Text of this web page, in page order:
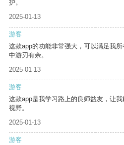
护。
2025-01-13
游客
这款app的功能非常强大，可以满足我
中游刃有余。
2025-01-13
游客
这款app是我学习路上的良师益友，让
视野。
2025-01-13
游客